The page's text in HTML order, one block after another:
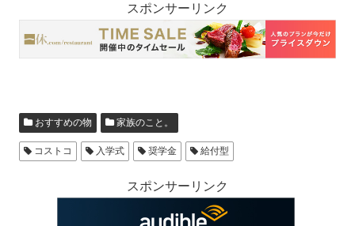
スポンサーリンク
おすすめの物 家族のこと。
コストコ 入学式 奨学金 給付型
スポンサーリンク